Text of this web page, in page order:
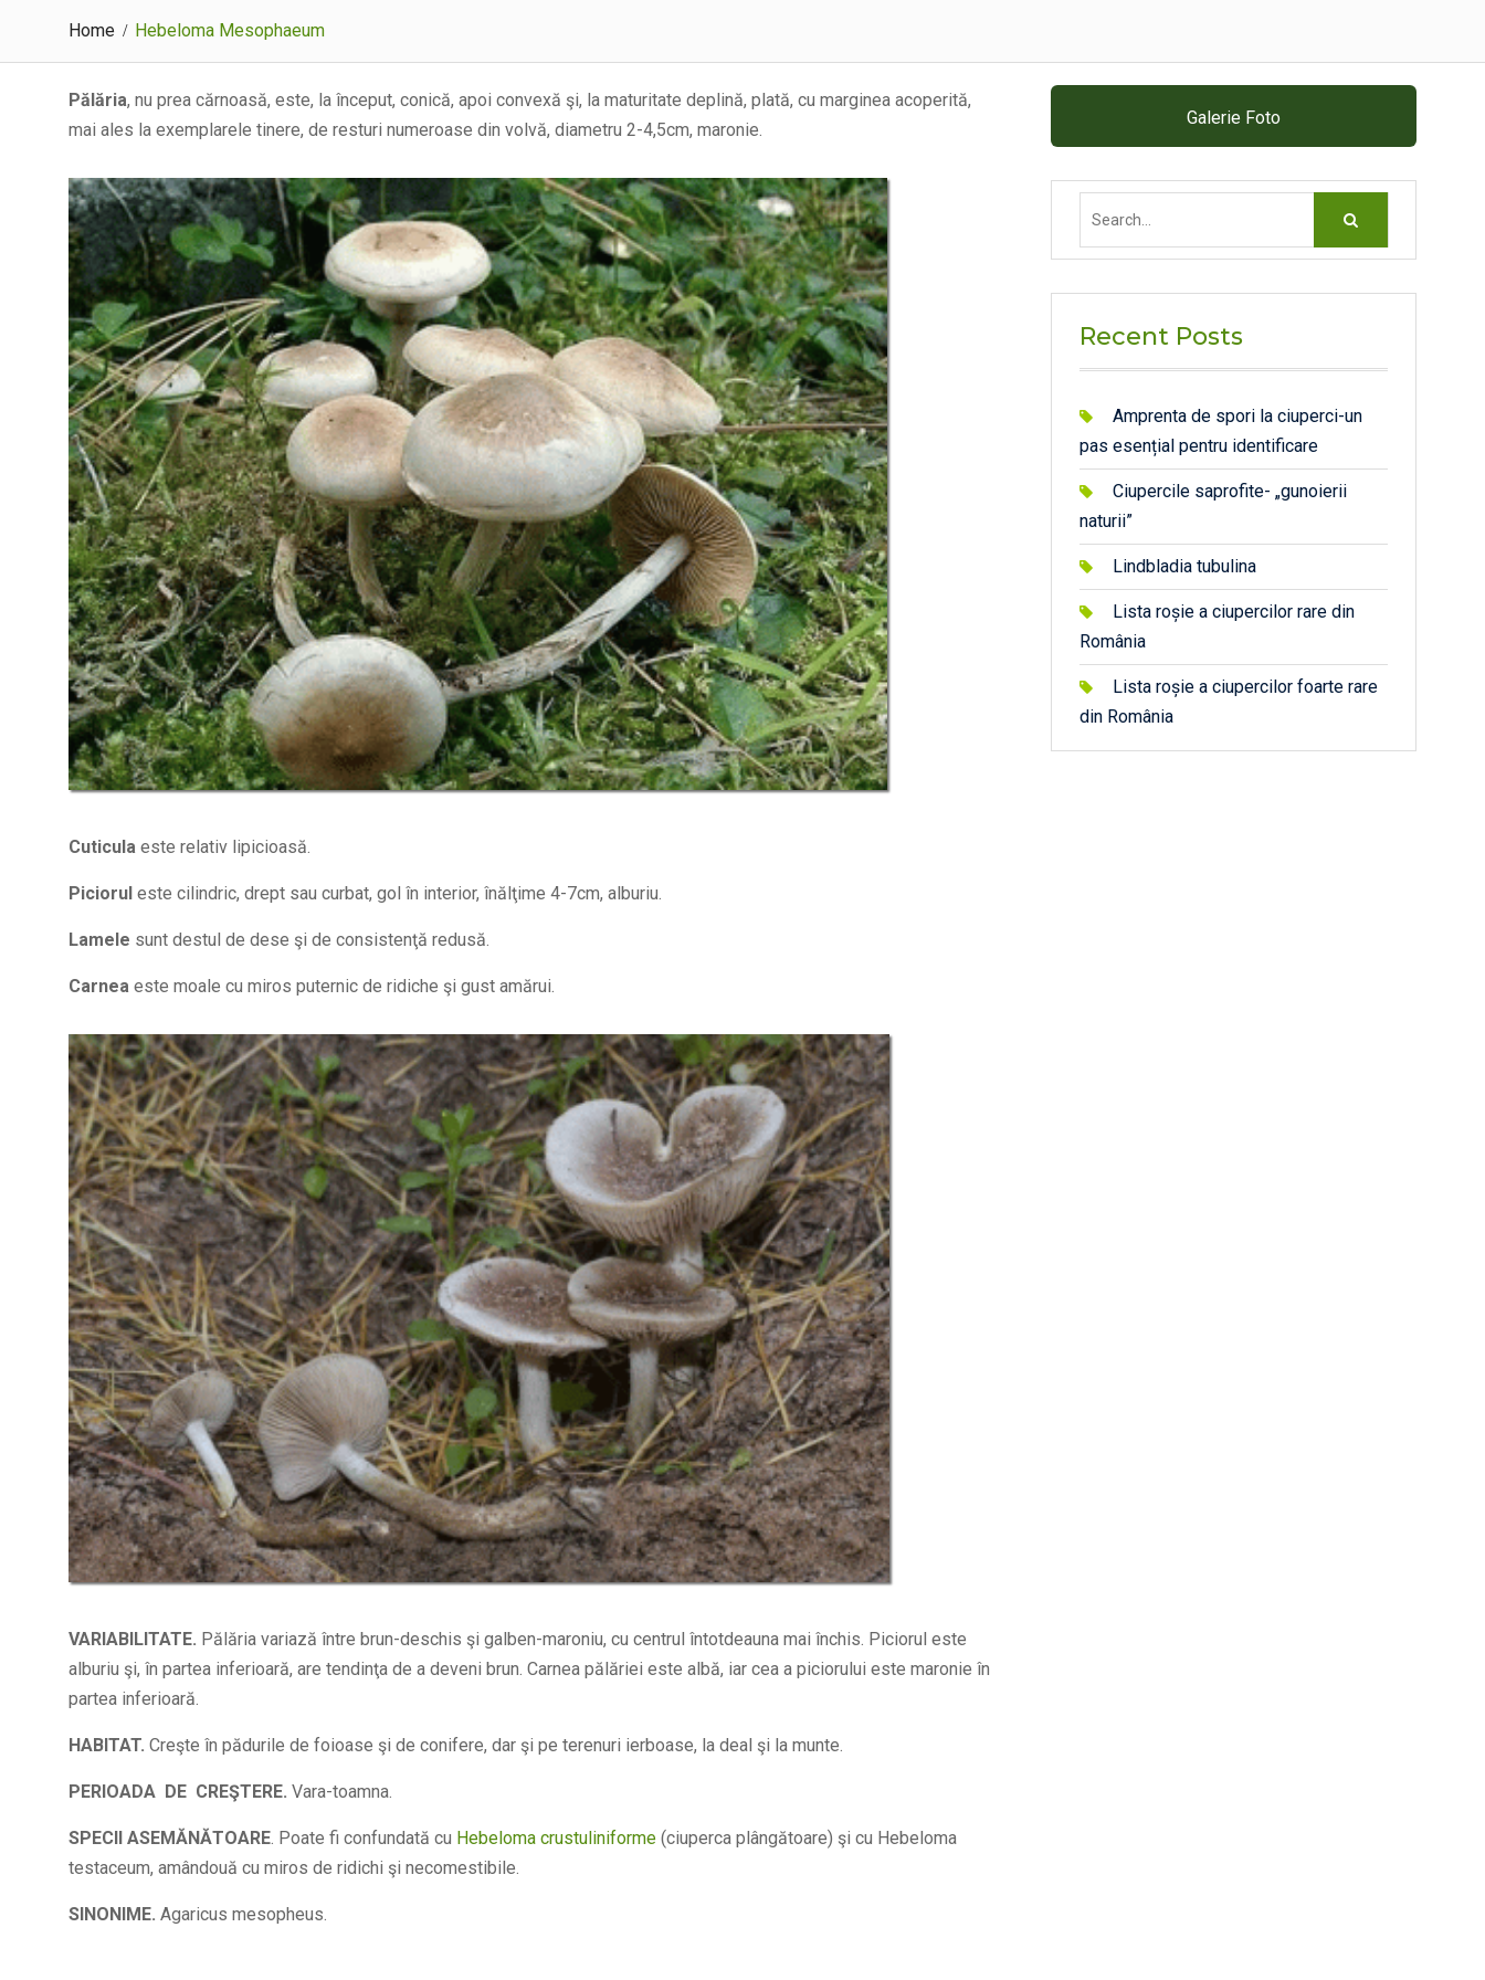
Home Hebeloma Mesophaeum
Pălăria, nu prea cărnoasă, este, la început, conică, apoi convexă şi, la maturitate deplină, plată, cu marginea acoperită,
mai ales la exemplarele tinere, de resturi numeroase din volvă, diametru 2-4,5cm, maronie.
Cuticula este relativ lipicioasă.
Piciorul este cilindric, drept sau curbat, gol în interior, înălţime 4-7cm, alburiu.
Lamele sunt destul de dese şi de consistenţă redusă.
Carnea este moale cu miros puternic de ridiche şi gust amărui.
VARIABILITATE. Pălăria variază între brun-deschis şi galben-maroniu, cu centrul întotdeauna mai închis. Piciorul este
alburiu şi, în partea inferioară, are tendinţa de a deveni brun. Carnea pălăriei este albă, iar cea a piciorului este maronie în
partea inferioară.
HABITAT. Creşte în pădurile de foioase şi de conifere, dar şi pe terenuri ierboase, la deal şi la munte.
PERIOADA DE CREŞTERE. Vara-toamna.
SPECII ASEMĂNĂTOARE. Poate fi confundată cu Hebeloma crustuliniforme (ciuperca plângătoare) şi cu Hebeloma
testaceum, amândouă cu miros de ridichi şi necomestibile.
SINONIME. Agaricus mesopheus.
Galerie Foto
Recent Posts
Amprenta de spori la ciuperci-un
pas esențial pentru identificare
Ciupercile saprofite- „gunoierii
naturii”
Lindbladia tubulina
Lista roșie a ciupercilor rare din
România
Lista roșie a ciupercilor foarte rare
din România